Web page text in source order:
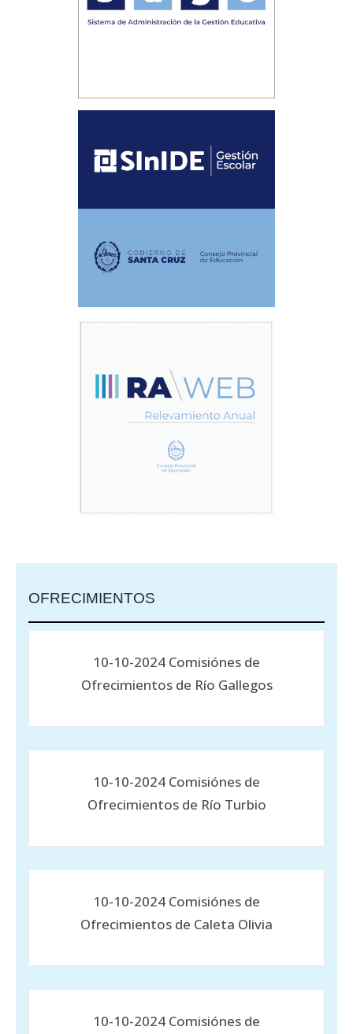
OFRECIMIENTOS
10-10-2024 Comisiónes de
Ofrecimientos de Río Gallegos
10-10-2024 Comisiónes de
Ofrecimientos de Río Turbio
10-10-2024 Comisiónes de
Ofrecimientos de Caleta Olivia
10-10-2024 Comisiónes de